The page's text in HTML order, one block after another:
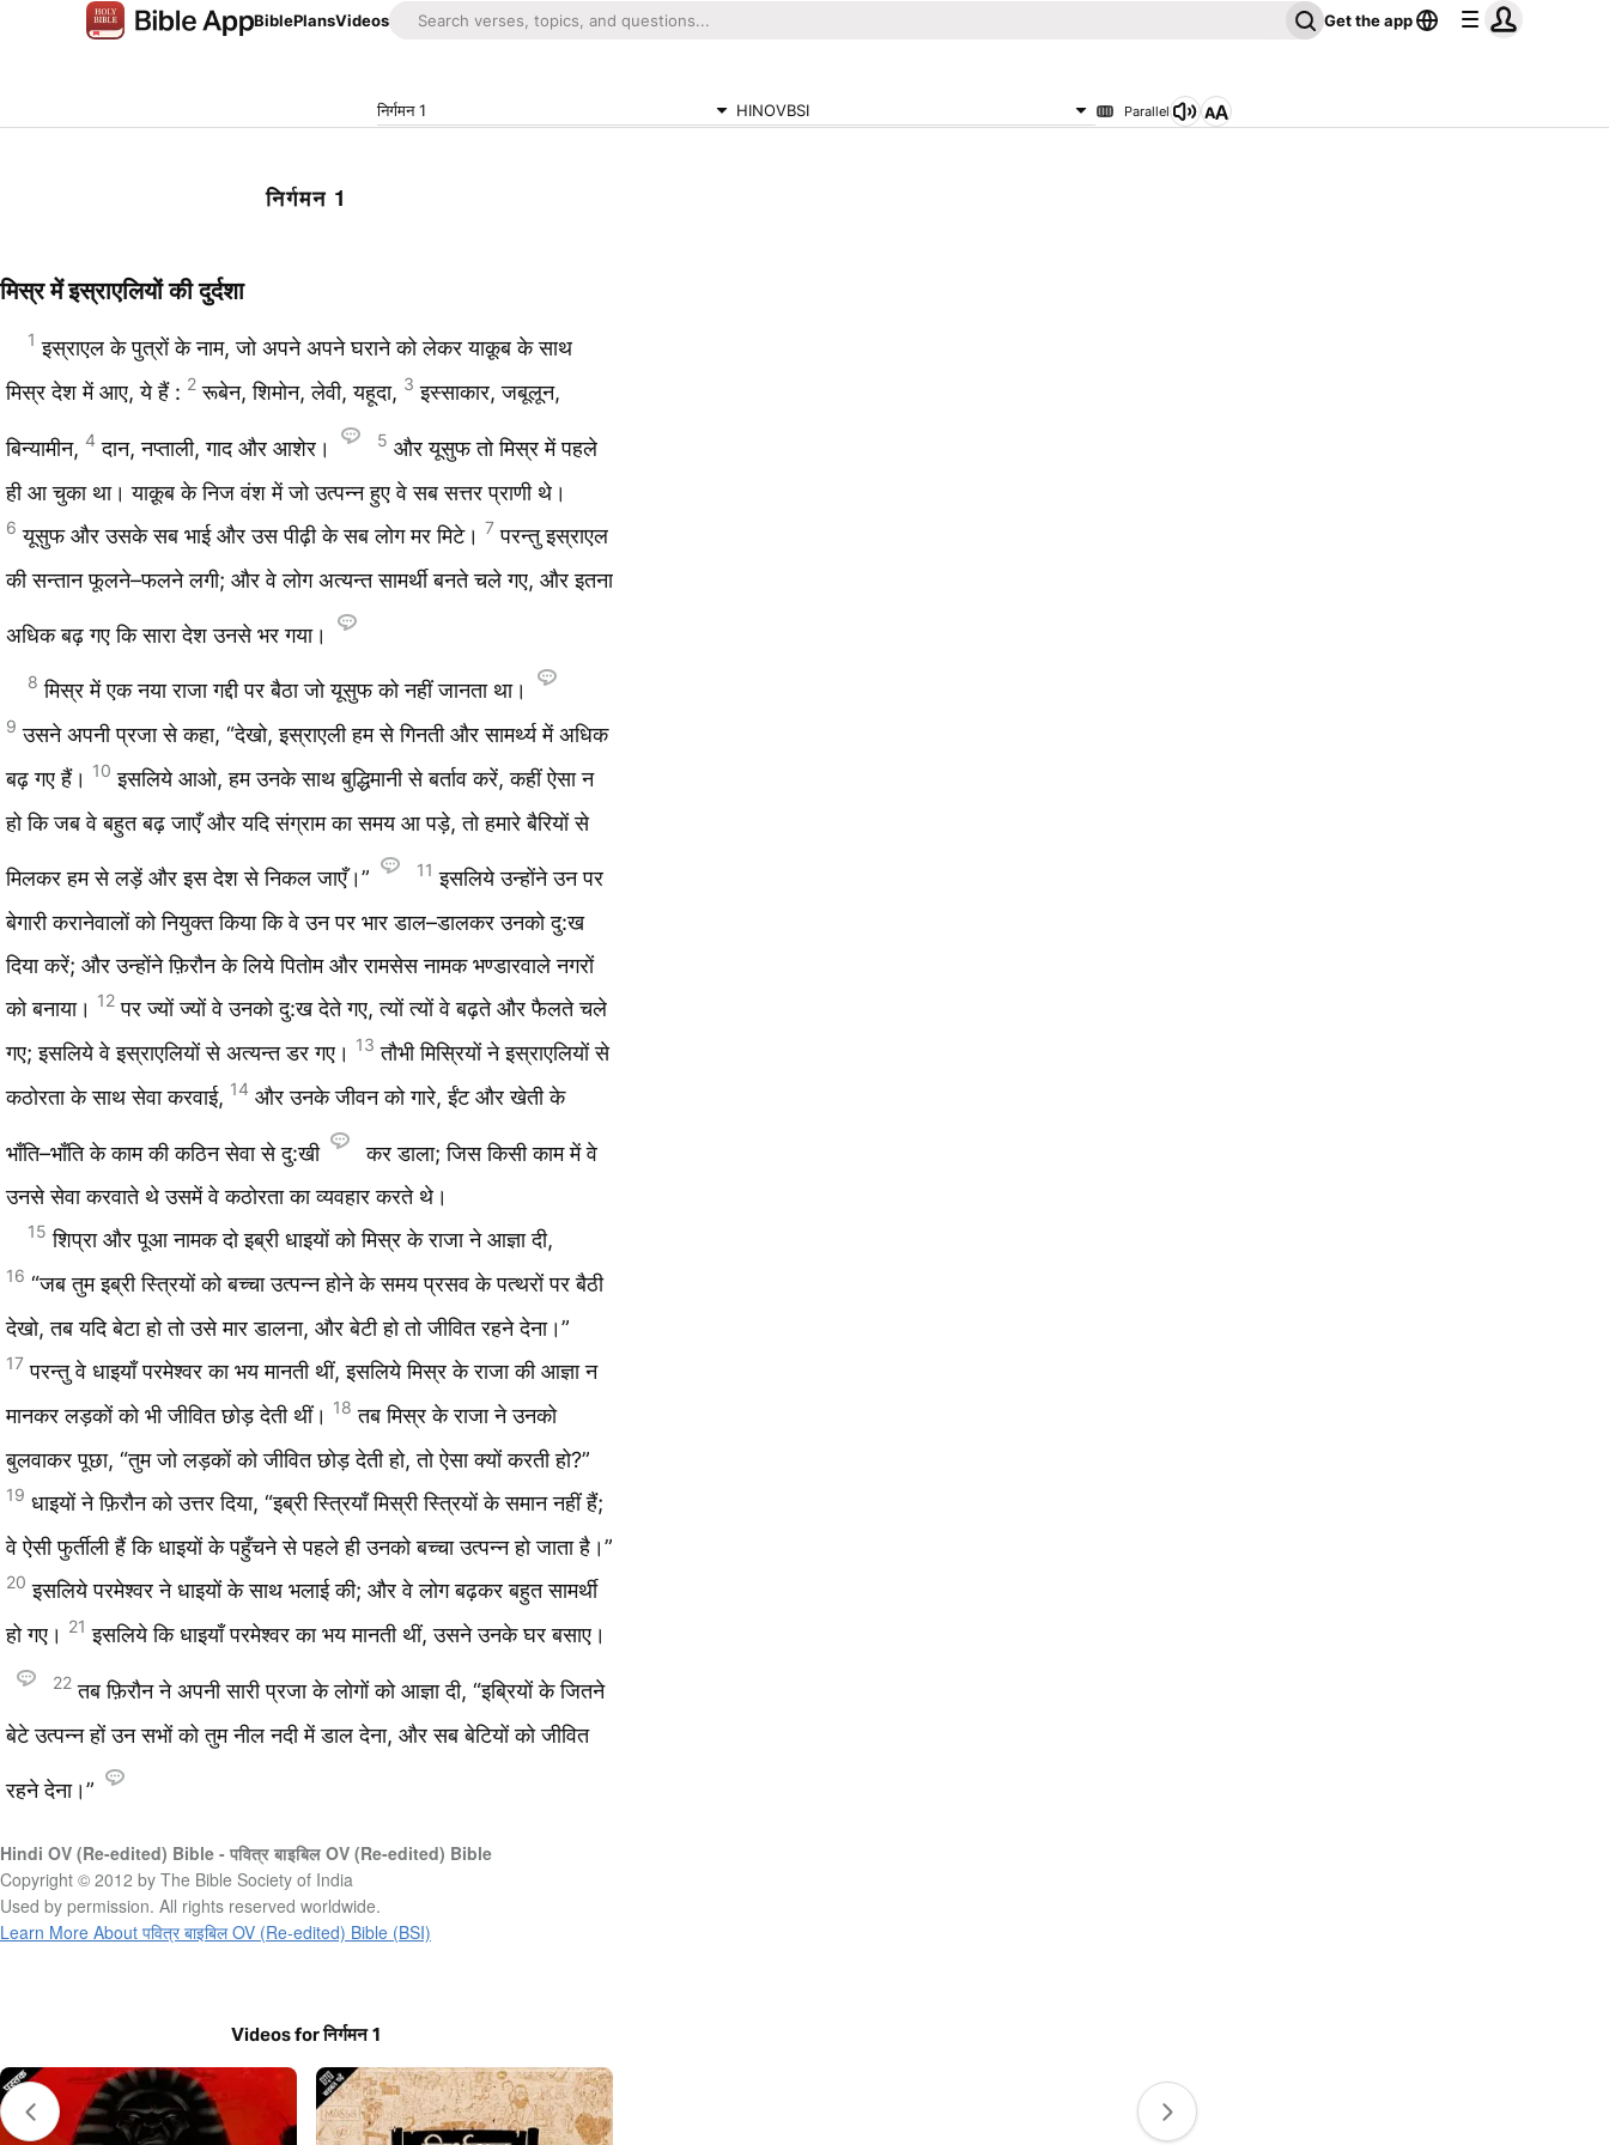
BiblePlansVideos Get the app
निर्गमन 1 HINOVBSI Parallel
निर्गमन 1
मिस्र में इस्राएलियों की दुर्दशा
1 इस्राएल के पुत्रों के नाम, जो अपने अपने घराने को लेकर याक़ूब के साथ
मिस्र देश में आए, ये हैं : 2 रूबेन, शिमोन, लेवी, यहूदा, 3 इस्साकार, जबूलून,
बिन्यामीन, 4 दान, नप्‍ताली, गाद और आशेर। 5 और यूसुफ तो मिस्र में पहले
ही आ चुका था। याक़ूब के निज वंश में जो उत्पन्न हुए वे सब सत्तर प्राणी थे।
6 यूसुफ और उसके सब भाई और उस पीढ़ी के सब लोग मर मिटे। 7 परन्तु इस्राएल
की सन्तान फूलने–फलने लगी; और वे लोग अत्यन्त सामर्थी बनते चले गए, और इतना
अधिक बढ़ गए कि सारा देश उनसे भर गया।
8 मिस्र में एक नया राजा गद्दी पर बैठा जो यूसुफ को नहीं जानता था।
9 उसने अपनी प्रजा से कहा, “देखो, इस्राएली हम से गिनती और सामर्थ्य में अधिक
बढ़ गए हैं। 10 इसलिये आओ, हम उनके साथ बुद्धिमानी से बर्ताव करें, कहीं ऐसा न
हो कि जब वे बहुत बढ़ जाएँ और यदि संग्राम का समय आ पड़े, तो हमारे बैरियों से
मिलकर हम से लड़ें और इस देश से निकल जाएँ।” 11 इसलिये उन्होंने उन पर
बेगारी करानेवालों को नियुक्‍त किया कि वे उन पर भार डाल–डालकर उनको दु:ख
दिया करें; और उन्होंने फ़िरौन के लिये पितोम और रामसेस नामक भण्डारवाले नगरों
को बनाया। 12 पर ज्यों ज्यों वे उनको दु:ख देते गए, त्यों त्यों वे बढ़ते और फैलते चले
गए; इसलिये वे इस्राएलियों से अत्यन्त डर गए। 13 तौभी मिस्रियों ने इस्राएलियों से
कठोरता के साथ सेवा करवाई, 14 और उनके जीवन को गारे, ईंट और खेती के
भाँति–भाँति के काम की कठिन सेवा से दु:खी
कर डाला; जिस किसी काम में वे
उनसे सेवा करवाते थे उसमें वे कठोरता का व्यवहार करते थे।
15 शिप्रा और पूआ नामक दो इब्री धाइयों को मिस्र के राजा ने आज्ञा दी,
16 “जब तुम इब्री स्त्रियों को बच्‍चा उत्पन्न होने के समय प्रसव के पत्थरों पर बैठी
देखो, तब यदि बेटा हो तो उसे मार डालना, और बेटी हो तो जीवित रहने देना।”
17 परन्तु वे धाइयाँ परमेश्‍वर का भय मानती थीं, इसलिये मिस्र के राजा की आज्ञा न
मानकर लड़कों को भी जीवित छोड़ देती थीं। 18 तब मिस्र के राजा ने उनको
बुलवाकर पूछा, “तुम जो लड़कों को जीवित छोड़ देती हो, तो ऐसा क्यों करती हो?”
19 धाइयों ने फ़िरौन को उत्तर दिया, “इब्री स्त्रियाँ मिस्री स्त्रियों के समान नहीं हैं;
वे ऐसी फुर्तीली हैं कि धाइयों के पहुँचने से पहले ही उनको बच्‍चा उत्पन्न हो जाता है।”
20 इसलिये परमेश्‍वर ने धाइयों के साथ भलाई की; और वे लोग बढ़कर बहुत सामर्थी
हो गए। 21 इसलिये कि धाइयाँ परमेश्‍वर का भय मानती थीं, उसने उनके घर बसाए।
22 तब फ़िरौन ने अपनी सारी प्रजा के लोगों को आज्ञा दी, “इब्रियों के जितने
बेटे उत्पन्न हों उन सभों को तुम नील नदी में डाल देना, और सब बेटियों को जीवित
रहने देना।”
Hindi OV (Re-edited) Bible - पवित्र बाइबिल OV (Re-edited) Bible
Copyright © 2012 by The Bible Society of India
Used by permission. All rights reserved worldwide.
Learn More About पवित्र बाइबिल OV (Re-edited) Bible (BSI)
Videos for निर्गमन 1